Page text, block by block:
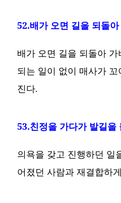
52.배가 오면 길을 되돌
배가 오면 길을 되돌아
되는 일이 없이 매사가
진다.
53.친정을 가다가 발길을
의욕을 갖고 진행하던 일
어졌던 사람과 재결합하